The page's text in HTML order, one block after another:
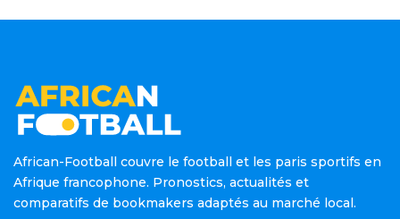
African-Football couvre le football et les paris sportifs en
Afrique francophone. Pronostics, actualités et
comparatifs de bookmakers adaptés au marché local.